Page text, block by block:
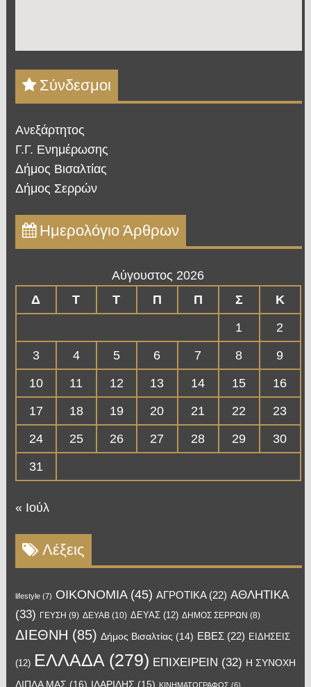
Σύνδεσμοι
Ανεξάρτητος
Γ.Γ. Ενημέρωσης
Δήμος Βισαλτίας
Δήμος Σερρών
Ημερολόγιο Άρθρων
Αύγουστος 2026
Δ
Τ Τ Π Π Σ
Κ
1
2
3
4 5 6 7 8
9
10
11 12 13 14 15
16
17
18 19 20 21 22
23
24
25 26 27 28 29
30
31
« Ιούλ
Λέξεις
lifestyle(7) OIKONOMIA(45) ΑΓΡΟΤΙΚΑ(22) ΑΘΛΗΤΙΚΑ
(33) ΓΕΥΣΗ (9) ΔΕΥΑΒ(10) ΔΕΥΑΣ(12) ΔΗΜΟΣ ΣΕΡΡΩΝ (8)
ΔΙΕΘΝΗ (85) Δήμος Βισαλτίας (14) ΕΒΕΣ(22) ΕΙΔΗΣΕΙΣ
(12) ΕΛΛΑΔΑ(279) ΕΠΙΧΕΙΡΕΙΝ (32) Η ΣΥΝΟΧΗ
ΔΙΠΛΑ ΜΑΣ (16) ΙΛΑΡΙΔΗΣ (15) ΚΙΝΗΜΑΤΟΓΡΑΦΟΣ (6)